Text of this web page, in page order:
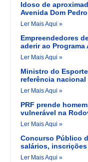
Idoso de
Avenida Dom
Ler Mais Aqui »
Empreendedores
aderir ao Programa
Ler Mais Aqui »
Ministro do
referência
Ler Mais Aqui »
PRF prende
vulnerável na
Ler Mais Aqui »
Concurso Público
salários,
Ler Mais Aqui »